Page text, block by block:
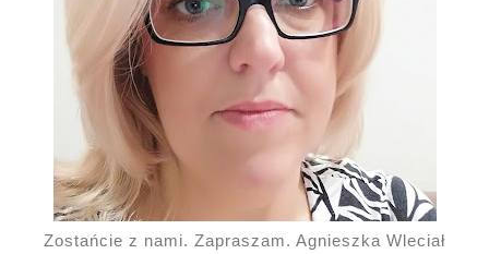
Zostańcie z nami. Zapraszam. Agnieszka Wleciał